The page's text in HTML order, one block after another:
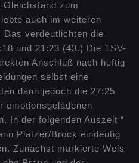
Gleichstand zum
auch im weiteren
Das verdeutlichten die
und 21:23 (43.) Die TSV-
Anschluß nach heftig
selbst eine
dann jedoch die 27:25
emotionsgeladenen
In der folgenden Auszeit “
Platzer/Brock eindeutig
Zunächst markierte Weis